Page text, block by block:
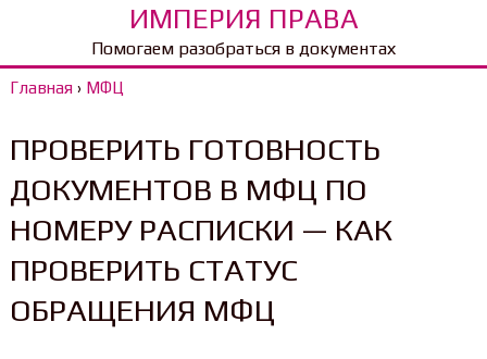
ИМПЕРИЯ ПРАВА
Помогаем разобраться в документах
Главная› МФЦ
ПРОВЕРИТЬ ГОТОВНОСТЬ
ДОКУМЕНТОВ В МФЦ ПО
НОМЕРУ РАСПИСКИ — КАК
ПРОВЕРИТЬ СТАТУС
ОБРАЩЕНИЯ МФЦ